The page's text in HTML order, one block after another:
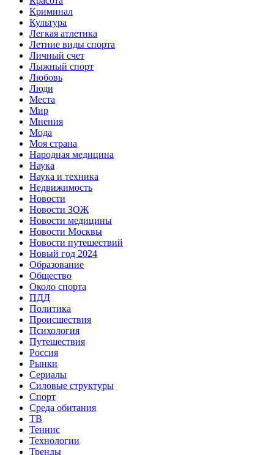
Криминал
Культура
Легкая атлетика
Летние виды спорта
Личный счет
Лыжный спорт
Любовь
Люди
Места
Мир
Мнения
Мода
Моя страна
Народная медицина
Наука
Наука и техника
Недвижимость
Новости
Новости ЗОЖ
Новости медицины
Новости Москвы
Новости путешествий
Новый год 2024
Образование
Общество
Около спорта
ПДД
Политика
Происшествия
Психология
Путешествия
Россия
Рынки
Сериалы
Силовые структуры
Спорт
Среда обитания
ТВ
Теннис
Технологии
Тренды